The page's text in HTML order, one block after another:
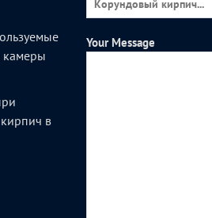
камеры
в
Your Message